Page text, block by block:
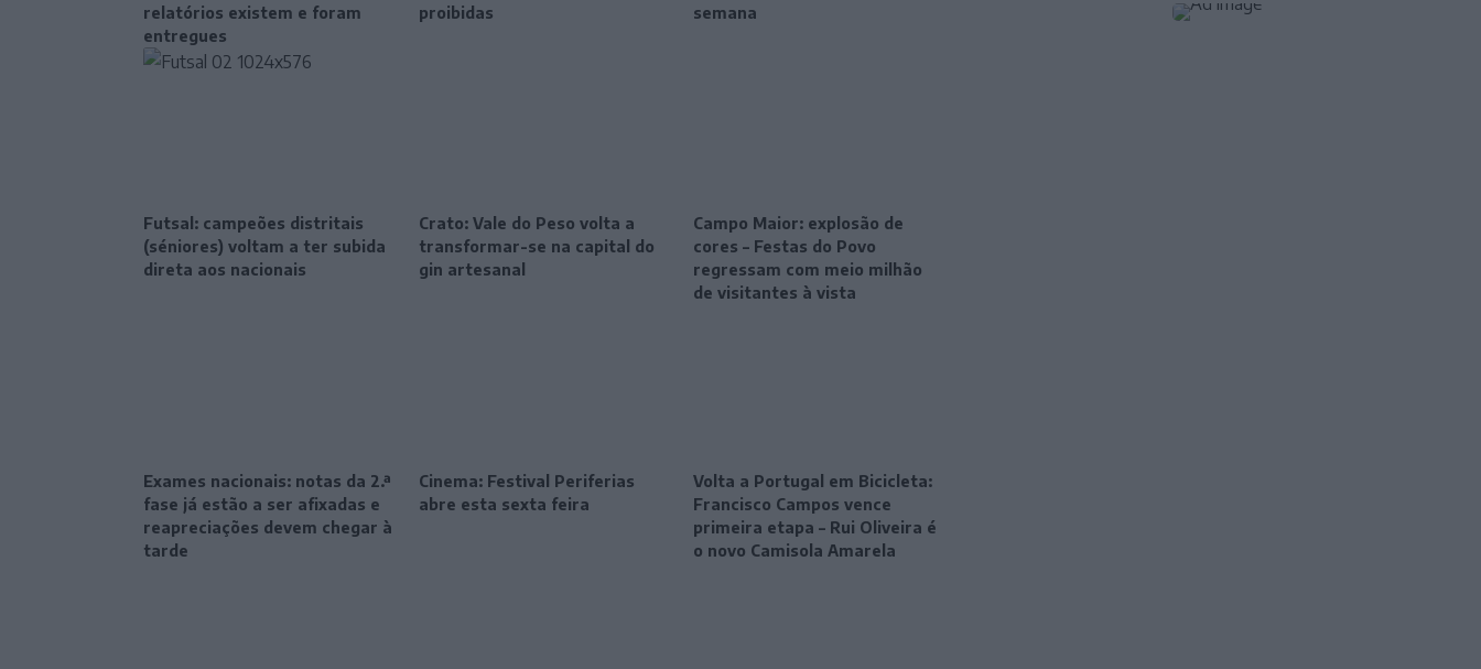
relatórios existem e foram
entregues
proibidas
semana
Futsal: campeões distritais
(séniores) voltam a ter subida
direta aos nacionais
Crato: Vale do Peso volta a
transformar-se na capital do
gin artesanal
Campo Maior: explosão de
cores – Festas do Povo
regressam com meio milhão
de visitantes à vista
Exames nacionais: notas da 2.ª
fase já estão a ser afixadas e
reapreciações devem chegar à
tarde
Cinema: Festival Periferias
abre esta sexta feira
Volta a Portugal em Bicicleta:
Francisco Campos vence
primeira etapa – Rui Oliveira é
o novo Camisola Amarela